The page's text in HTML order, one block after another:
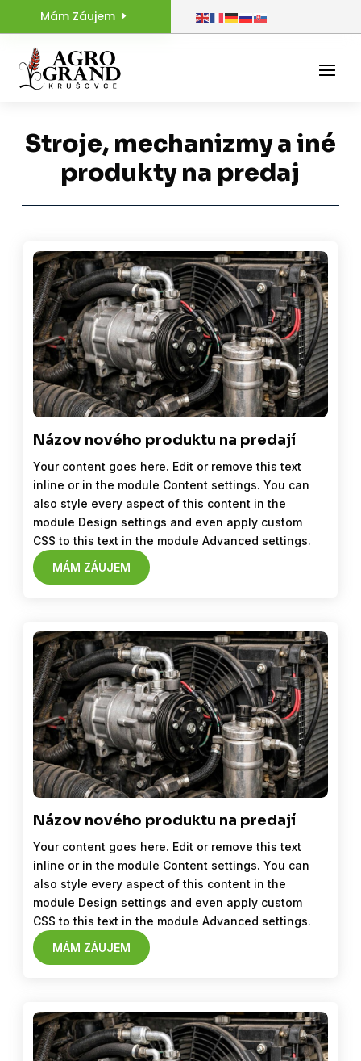
Mám Záujem
Stroje, mechanizmy a iné
produkty na predaj
Názov nového produktu na predají
Your content goes here. Edit or remove this text
inline or in the module Content settings. You can
also style every aspect of this content in the
module Design settings and even apply custom
CSS to this text in the module Advanced settings.
MÁM ZÁUJEM
Názov nového produktu na predají
Your content goes here. Edit or remove this text
inline or in the module Content settings. You can
also style every aspect of this content in the
module Design settings and even apply custom
CSS to this text in the module Advanced settings.
MÁM ZÁUJEM